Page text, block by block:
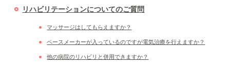
リハビリテーションについてのご質問
マッサージはしてもらえますか？
ペースメーカーが入っているのですが電気治療を行えますか？
他の病院のリハビリと併用できますか？